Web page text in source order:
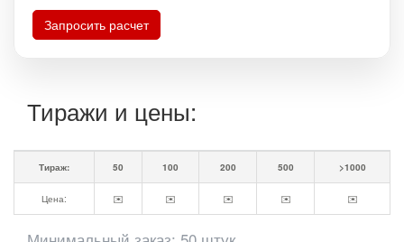
Запросить расчет
Тиражи и цены:
Тираж: 50 100 200 500 >1000
Цена: ✉️ ✉️ ✉️ ✉️ ✉️